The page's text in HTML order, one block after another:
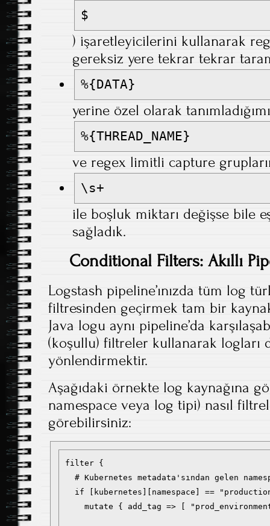
$
) işaretleyicilerini kullanarak
gereksiz yere tekrar tekrar
%{DATA}
yerine özel olarak
%{THREAD_NAME}
ve regex limitli capture
\s+
ile boşluk miktarı değişse bile
sağladık.
Conditional Filters: Akıllı
Logstash pipeline’ınızda tüm log
filtresinden geçirmek tam bir
Java logu aynı pipeline’da
(koşullu) filtreler kullanarak logları
yönlendirmektir.
Aşağıdaki örnekte log kaynağına
namespace veya log tipi) nasıl
görebilirsiniz:
filter {
# Kubernetes metadata'sından gelen
if [kubernetes][namespace] ==
mutate { add_tag => [